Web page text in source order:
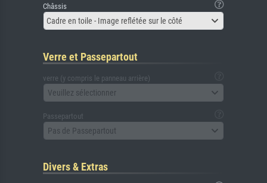
Châssis
Cadre en toile - Image reflétée sur le côté
Verre et Passepartout
verre (y compris le panneau arrière)
Veuillez sélectionner
Passepartout
Pas de Passepartout
Divers & Extras